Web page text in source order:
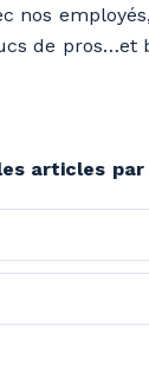
nos
de pros…et
articles par